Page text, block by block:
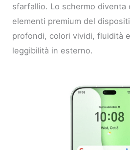
sfarfallio. Lo schermo diventa
elementi premium del
profondi, colori vividi, fluidità
leggibilità in esterno.